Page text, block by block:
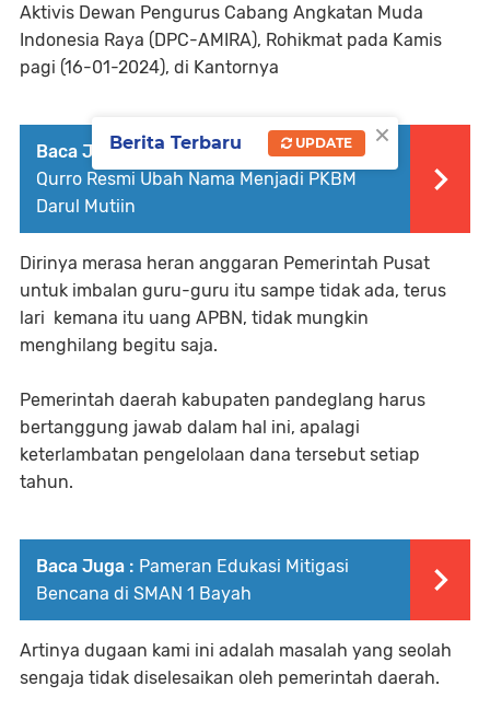
Aktivis Dewan Pengurus Cabang Angkatan Muda
Indonesia Raya (DPC-AMIRA), Rohikmat pada Kamis
pagi (16-01-2024), di Kantornya
Baca Juga : Sesuai Prosedur, PKBM Ummul
Qurro Resmi Ubah Nama Menjadi PKBM
Darul Mutiin
Dirinya merasa heran anggaran Pemerintah Pusat
untuk imbalan guru-guru itu sampe tidak ada, terus
lari kemana itu uang APBN, tidak mungkin
menghilang begitu saja.
Pemerintah daerah kabupaten pandeglang harus
bertanggung jawab dalam hal ini, apalagi
keterlambatan pengelolaan dana tersebut setiap
tahun.
Baca Juga : Pameran Edukasi Mitigasi
Bencana di SMAN 1 Bayah
Artinya dugaan kami ini adalah masalah yang seolah
sengaja tidak diselesaikan oleh pemerintah daerah.
×
Berita Terbaru UPDATE